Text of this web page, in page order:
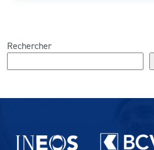
Rechercher
Partenaires du lausanne-Sport